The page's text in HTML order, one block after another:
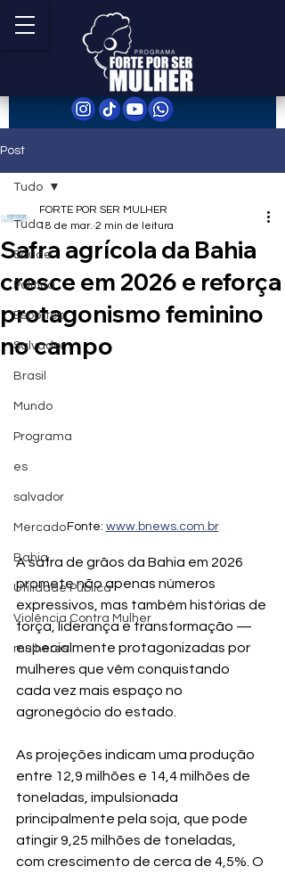
Post
Tudo
Saúde
Política
Esportes
Salvador
Brasil
Mundo
Programa
es
salvador
Mercado
Bahia
Utilidade Pública
Violência Contra Mulher
mulheres
Tudo
Safra agrícola da Bahia
cresce em 2026 e reforça
protagonismo feminino
no campo
FORTE POR SER MULHER
18 de mar. 2 min de leitura
Fonte: www.bnews.com.br
A safra de grãos da Bahia em 2026
promete não apenas números
expressivos, mas também histórias de
força, liderança e transformação —
especialmente protagonizadas por
mulheres que vêm conquistando
cada vez mais espaço no
agronegócio do estado.
As projeções indicam uma produção
entre 12,9 milhões e 14,4 milhões de
toneladas, impulsionada
principalmente pela soja, que pode
atingir 9,25 milhões de toneladas,
com crescimento de cerca de 4,5%. O